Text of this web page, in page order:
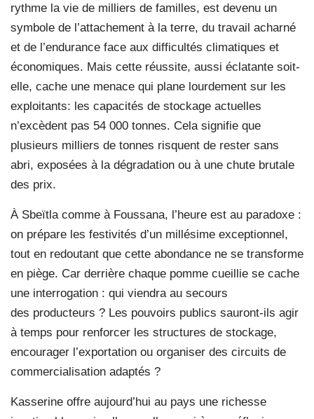
rythme la vie de milliers de familles, est devenu un
symbole de l’attachement à la terre, du travail acharné
et de l’endurance face aux difficultés climatiques et
économiques. Mais cette réussite, aussi éclatante soit-
elle, cache une menace qui plane lourdement sur les
exploitants: les capacités de stockage actuelles
n’excèdent pas 54 000 tonnes. Cela signifie que
plusieurs milliers de tonnes risquent de rester sans
abri, exposées à la dégradation ou à une chute brutale
des prix.
À Sbeïtla comme à Foussana, l’heure est au paradoxe :
on prépare les festivités d’un millésime exceptionnel,
tout en redoutant que cette abondance ne se transforme
en piège. Car derrière chaque pomme cueillie se cache
une interrogation : qui viendra au secours
des producteurs ? Les pouvoirs publics sauront-ils agir
à temps pour renforcer les structures de stockage,
encourager l’exportation ou organiser des circuits de
commercialisation adaptés ?
Kasserine offre aujourd’hui au pays une richesse